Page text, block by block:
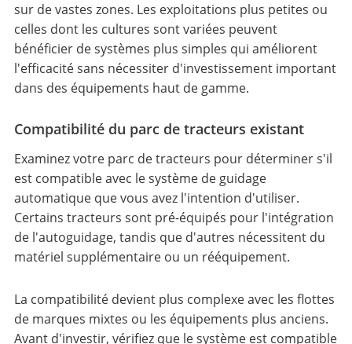
sur de vastes zones. Les exploitations plus petites ou
celles dont les cultures sont variées peuvent
bénéficier de systèmes plus simples qui améliorent
l'efficacité sans nécessiter d'investissement important
dans des équipements haut de gamme.
Compatibilité du parc de tracteurs existant
Examinez votre parc de tracteurs pour déterminer s'il
est compatible avec le système de guidage
automatique que vous avez l'intention d'utiliser.
Certains tracteurs sont pré-équipés pour l'intégration
de l'autoguidage, tandis que d'autres nécessitent du
matériel supplémentaire ou un rééquipement.
La compatibilité devient plus complexe avec les flottes
de marques mixtes ou les équipements plus anciens.
Avant d'investir, vérifiez que le système est compatible